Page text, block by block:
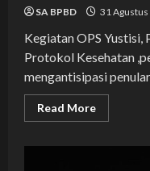
SA BPBD 31 Agustus
Kegiatan OPS Yustisi,
Protokol Kesehatan
mengantisipasi
Read MoreRead
more